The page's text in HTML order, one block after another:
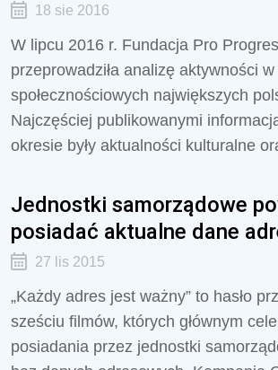
18 sie 2016
W lipcu 2016 r. Fundacja Pro
przeprowadziła analizę aktywności
społecznościowych największych
Najczęściej publikowanymi
okresie były aktualności kulturalne
Jednostki samorządowe
posiadać aktualne dane
27 lis 2015
„Każdy adres jest ważny” to hasło
sześciu filmów, których głównym
posiadania przez jednostki